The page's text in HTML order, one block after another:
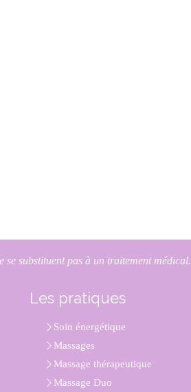
se substituent pas à un traitement médical.
Les pratiques
Soin énergétique
Massages
Massage thérapeutique
Massage Duo